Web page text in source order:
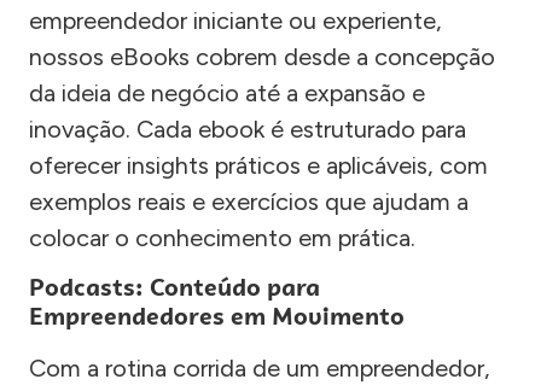
empreendedor iniciante ou experiente,
nossos eBooks cobrem desde a concepção
da ideia de negócio até a expansão e
inovação. Cada ebook é estruturado para
oferecer insights práticos e aplicáveis, com
exemplos reais e exercícios que ajudam a
colocar o conhecimento em prática.
Podcasts: Conteúdo para
Empreendedores em Movimento
Com a rotina corrida de um empreendedor,